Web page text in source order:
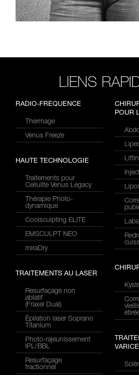
LIENS
RADIO-FRÉQUENCE
Thermage
Venus Freeze
HAUTE TECHNOLOGIE
Traitements pour
Cellulite Venus Legacy
Thérapie Photo-
dynamique
Coolsculpting ELITE
EMSCULPT NEO
miraDry
TRAITEMENTS AU LASER
Resurfaçage non
ablatif
(Fraxel Dual)
Épilation laser Soprano
Titanium
Photo-rajeunissement
IPL/BBL
Resurfaçage
fractionnel
POUR